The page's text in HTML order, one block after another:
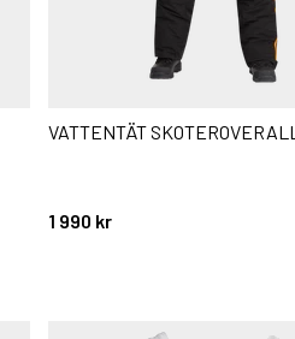
VATTENTÄT SKOTEROVERALL
1 990 kr